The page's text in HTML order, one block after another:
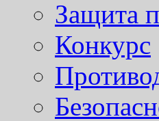
Защита
Конкурс